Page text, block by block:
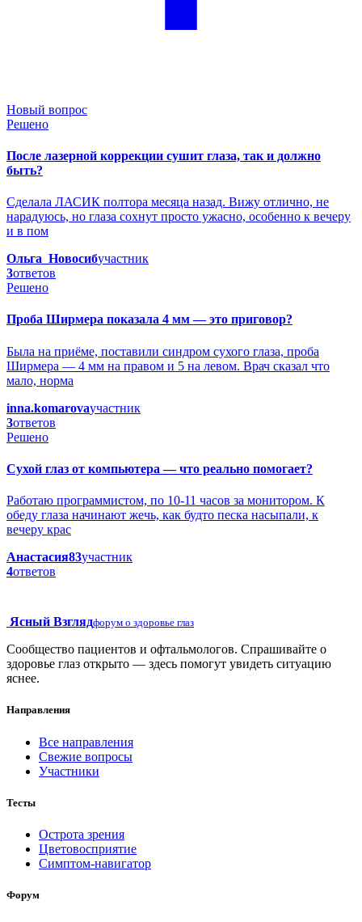
Новый вопрос
Решено
После лазерной коррекции сушит глаза, так и должно
быть?
Сделала ЛАСИК полтора месяца назад. Вижу отлично, не
нарадуюсь, но глаза сохнут просто ужасно, особенно к вечеру
и в пом
Ольга_Новосибучастник
3ответов
Решено
Проба Ширмера показала 4 мм — это приговор?
Была на приёме, поставили синдром сухого глаза, проба
Ширмера — 4 мм на правом и 5 на левом. Врач сказал что
мало, норма
inna.komarovaучастник
3ответов
Решено
Сухой глаз от компьютера — что реально помогает?
Работаю программистом, по 10-11 часов за монитором. К
обеду глаза начинают жечь, как будто песка насыпали, к
вечеру крас
Анастасия83участник
4ответов
Ясный Взглядфорум о здоровье глаз
Сообщество пациентов и офтальмологов. Спрашивайте о
здоровье глаз открыто — здесь помогут увидеть ситуацию
яснее.
Направления
Все направления
Свежие вопросы
Участники
Тесты
Острота зрения
Цветовосприятие
Симптом-навигатор
Форум